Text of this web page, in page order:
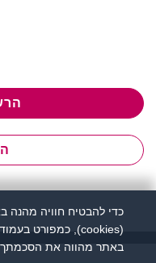
כדי להבטיח חוויה מהנה
(cookies), כמפורט בעמוד
באתר מהווה את הסכמתך